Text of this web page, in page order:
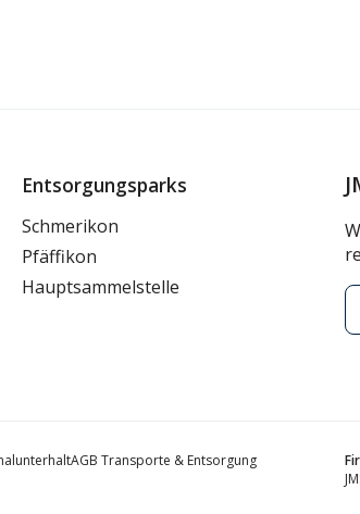
Entsorgungsparks
Schmerikon
Pfäffikon
Hauptsammelstelle
AGB Transporte & Entsorgung